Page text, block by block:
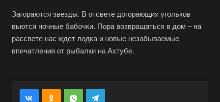
Загораются звезды. В отсвете догорающих угольков
вьются ночные бабочки. Пора возвращаться в дом – на
рассвете нас ждет лодка и новые незабываемые
впечатления от рыбалки на Ахтубе.